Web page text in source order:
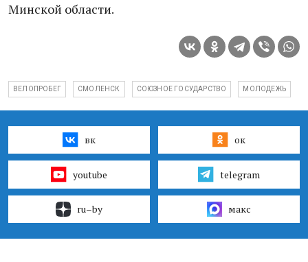
Минской области.
ВЕЛОПРОБЕГ СМОЛЕНСК СОЮЗНОЕ ГОСУДАРСТВО МОЛОДЕЖЬ
вк ок
youtube telegram
ru–by макс